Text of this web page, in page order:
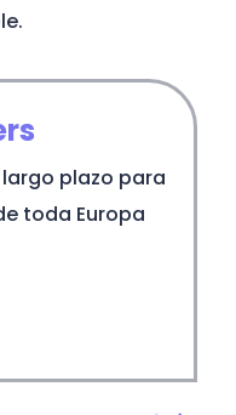
plazo para
toda Europa